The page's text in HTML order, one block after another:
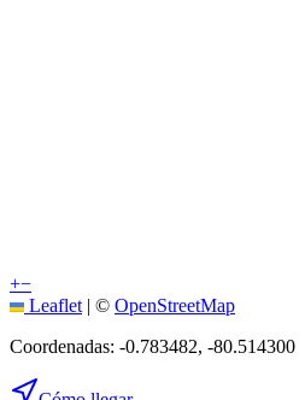
+−
Leaflet | © OpenStreetMap
Coordenadas: -0.783482, -80.514300